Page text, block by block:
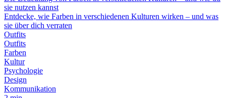
sie nutzen kannst
Entdecke, wie Farben in verschiedenen Kulturen wirken – und was
sie über dich verraten
Outfits
Outfits
Farben
Kultur
Psychologie
Design
Kommunikation